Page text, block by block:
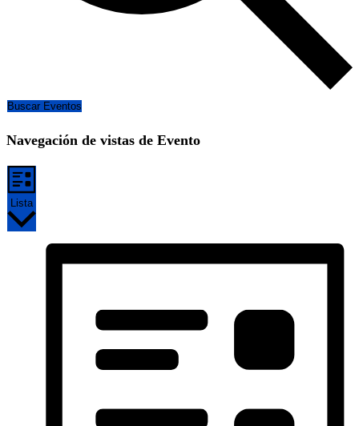
Buscar Eventos
Navegación de vistas de Evento
Lista